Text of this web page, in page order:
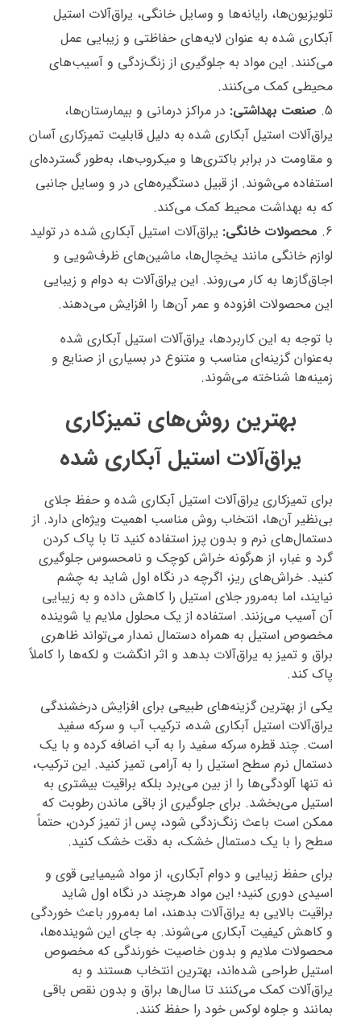
تلویزیون‌ها، رایانه‌ها و وسایل خانگی، یراق‌آلات استیل
آبکاری شده به عنوان لایه‌های حفاظتی و زیبایی عمل
می‌کنند. این مواد به جلوگیری از زنگ‌زدگی و آسیب‌های
محیطی کمک می‌کنند.
صنعت بهداشتی: در مراکز درمانی و بیمارستان‌ها،
یراق‌آلات استیل آبکاری شده به دلیل قابلیت تمیزکاری آسان
و مقاومت در برابر باکتری‌ها و میکروب‌ها، به‌طور گسترده‌ای
استفاده می‌شوند. از قبیل دستگیره‌های در و وسایل جانبی
که به بهداشت محیط کمک می‌کند.
محصولات خانگی: یراق‌آلات استیل آبکاری شده در تولید
لوازم خانگی مانند یخچال‌ها، ماشین‌های ظرف‌شویی و
اجاق‌گازها به کار می‌روند. این یراق‌آلات به دوام و زیبایی
این محصولات افزوده و عمر آن‌ها را افزایش می‌دهند.
با توجه به این کاربردها، یراق‌آلات استیل آبکاری شده
به‌عنوان گزینه‌ای مناسب و متنوع در بسیاری از صنایع و
زمینه‌ها شناخته می‌شوند.
بهترین روش‌های تمیزکاری
یراق‌آلات استیل آبکاری شده
برای تمیزکاری یراق‌آلات استیل آبکاری شده و حفظ جلای
بی‌نظیر آن‌ها، انتخاب روش مناسب اهمیت ویژه‌ای دارد. از
دستمال‌های نرم و بدون پرز استفاده کنید تا با پاک کردن
گرد و غبار، از هرگونه خراش کوچک و نامحسوس جلوگیری
کنید. خراش‌های ریز، اگرچه در نگاه اول شاید به چشم
نیایند، اما به‌مرور جلای استیل را کاهش داده و به زیبایی
آن آسیب می‌زنند. استفاده از یک محلول ملایم یا شوینده
مخصوص استیل به همراه دستمال نمدار می‌تواند ظاهری
براق و تمیز به یراق‌آلات بدهد و اثر انگشت و لکه‌ها را کاملاً
پاک کند.
یکی از بهترین گزینه‌های طبیعی برای افزایش درخشندگی
یراق‌آلات استیل آبکاری شده، ترکیب آب و سرکه سفید
است. چند قطره سرکه سفید را به آب اضافه کرده و با یک
دستمال نرم سطح استیل را به آرامی تمیز کنید. این ترکیب،
نه تنها آلودگی‌ها را از بین می‌برد بلکه براقیت بیشتری به
استیل می‌بخشد. برای جلوگیری از باقی ماندن رطوبت که
ممکن است باعث زنگ‌زدگی شود، پس از تمیز کردن، حتماً
سطح را با یک دستمال خشک، به دقت خشک کنید.
برای حفظ زیبایی و دوام آبکاری، از مواد شیمیایی قوی و
اسیدی دوری کنید؛ این مواد هرچند در نگاه اول شاید
براقیت بالایی به یراق‌آلات بدهند، اما به‌مرور باعث خوردگی
و کاهش کیفیت آبکاری می‌شوند. به جای این شوینده‌ها،
محصولات ملایم و بدون خاصیت خورندگی که مخصوص
استیل طراحی شده‌اند، بهترین انتخاب هستند و به
یراق‌آلات کمک می‌کنند تا سال‌ها براق و بدون نقص باقی
بمانند و جلوه لوکس خود را حفظ کنند.